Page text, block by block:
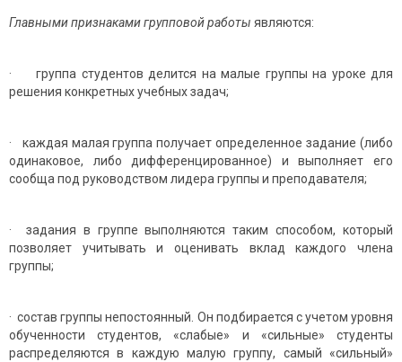
Главными признаками групповой работы являются:
· группа студентов делится на малые группы на уроке для
решения конкретных учебных задач;
· каждая малая группа получает определенное задание (либо
одинаковое, либо дифференцированное) и выполняет его
сообща под руководством лидера группы и преподавателя;
· задания в группе выполняются таким способом, который
позволяет учитывать и оценивать вклад каждого члена
группы;
· состав группы непостоянный. Он подбирается с учетом уровня
обученности студентов, «слабые» и «сильные» студенты
распределяются в каждую малую группу, самый «сильный»